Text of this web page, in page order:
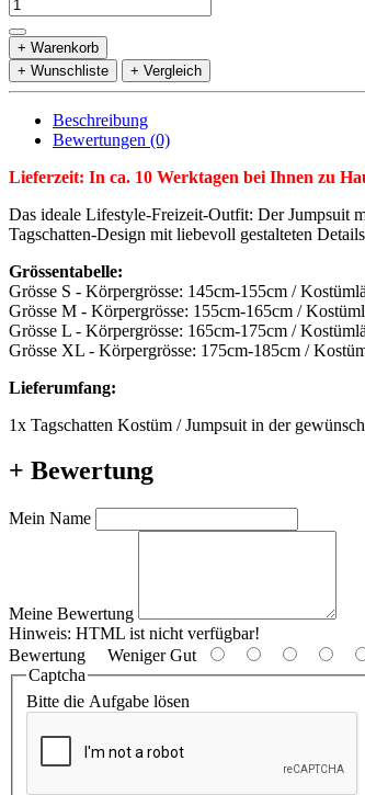
+ Warenkorb
+ Wunschliste
+ Vergleich
Beschreibung
Bewertungen (0)
Lieferzeit: In ca. 10 Werktagen bei Ihnen zu
Das ideale Lifestyle-Freizeit-Outfit: Der Jumpsuit
Tagschatten-Design mit liebevoll gestalteten
Grössentabelle:
Grösse S - Körpergrösse: 145cm-155cm /
Grösse M - Körpergrösse: 155cm-165cm /
Grösse L - Körpergrösse: 165cm-175cm /
Grösse XL - Körpergrösse: 175cm-185cm /
Lieferumfang:
1x Tagschatten Kostüm / Jumpsuit in der
+ Bewertung
Mein Name
Meine Bewertung
Hinweis: HTML ist nicht verfügbar!
Bewertung Weniger Gut
Captcha
Bitte die Aufgabe lösen